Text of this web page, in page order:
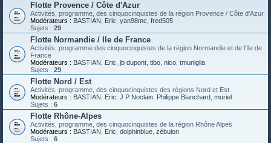
Flotte Provence / Côte d'Azur
Activités, programme, des cinquocinquistes de la région Provence / Côte d'Azur
Modérateurs : BASTIAN Eric yan98mc fred505
Sujets : 29
Flotte Normandie / Ile de France
Activités, programme des cinquocinquistes de la région Normandie et de l'Ile de
France
Modérateurs : BASTIAN Eric jb dupont tibo nico tmuniglia
Sujets : 29
Flotte Nord / Est
Activités, programme, des cinquocinquistes des régions Nord et Est.
Modérateurs : BASTIAN Eric J P Noclain Philippe Blanchard muriel
Sujets : 6
Flotte Rhône-Alpes
Activités, programme, des cinquocinquistes de la région Rhône Alpes
Modérateurs : BASTIAN Eric dolphinblue zébulon
Sujets : 6